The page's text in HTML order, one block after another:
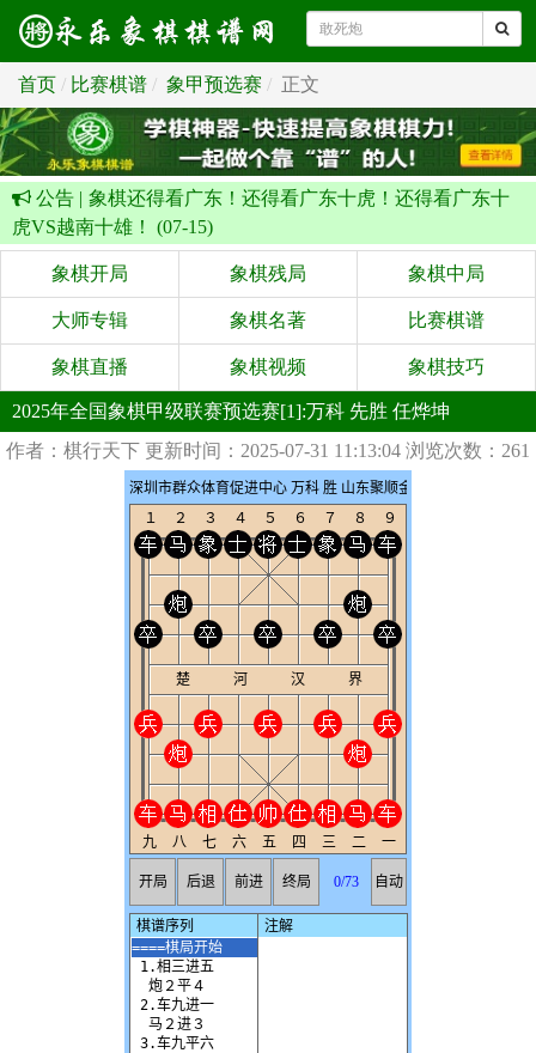
首页 比赛棋谱 象甲预选赛 正文
公告 | 象棋还得看广东！还得看广东十虎！还得看广东十
虎VS越南十雄！ (07-15)
象棋开局 象棋残局 象棋中局
大师专辑 象棋名著 比赛棋谱
象棋直播 象棋视频 象棋技巧
2025年全国象棋甲级联赛预选赛[1]:万科 先胜 任烨坤
作者：棋行天下 更新时间：2025-07-31 11:13:04 浏览次数：261